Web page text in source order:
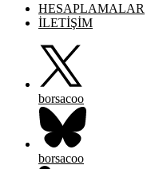
HESAPLAMALAR
İLETİŞİM
borsacoo
borsacoo